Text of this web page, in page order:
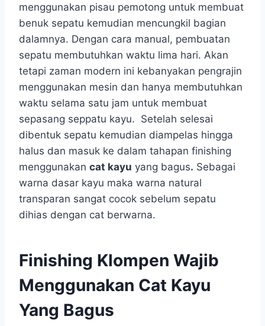
menggunakan pisau pemotong untuk membuat
benuk sepatu kemudian mencungkil bagian
dalamnya. Dengan cara manual, pembuatan
sepatu membutuhkan waktu lima hari. Akan
tetapi zaman modern ini kebanyakan pengrajin
menggunakan mesin dan hanya membutuhkan
waktu selama satu jam untuk membuat
sepasang seppatu kayu. Setelah selesai
dibentuk sepatu kemudian diampelas hingga
halus dan masuk ke dalam tahapan finishing
menggunakan cat kayu yang bagus. Sebagai
warna dasar kayu maka warna natural
transparan sangat cocok sebelum sepatu
dihias dengan cat berwarna.
Finishing Klompen Wajib
Menggunakan Cat Kayu
Yang Bagus